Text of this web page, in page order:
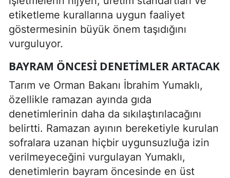
etiketleme kurallarına uygun faaliyet
göstermesinin büyük önem taşıdığını
vurguluyor.
BAYRAM ÖNCESI DENETIMLER ARTACAK
Tarım ve Orman Bakanı İbrahim Yumaklı,
özellikle ramazan ayında gıda
denetimlerinin daha da sıkılaştırılacağını
belirtti. Ramazan ayının bereketiyle kurulan
sofralara uzanan hiçbir uygunsuzluğa izin
verilmeyeceğini vurgulayan Yumaklı,
denetimlerin bayram öncesinde en üst